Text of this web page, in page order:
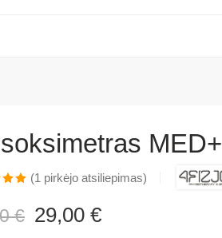
MED+
(1 pirkėjo atsiliepimas)
€ 29,00 €